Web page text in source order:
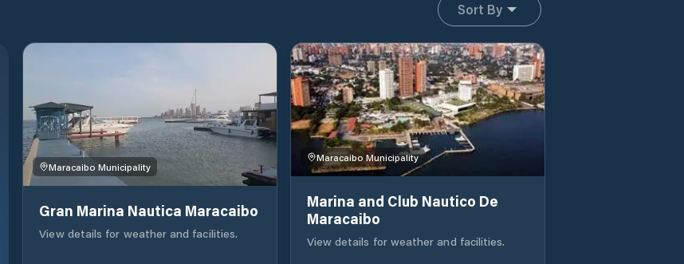
Sort By
Maracaibo Municipality
Gran Marina Nautica Maracaibo
View details for weather and facilities.
Maracaibo Municipality
Marina and Club Nautico De
Maracaibo
View details for weather and facilities.